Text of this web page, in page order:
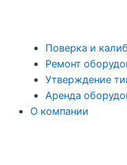
Поверка и
Ремонт
Утверждение
Аренда
О компании